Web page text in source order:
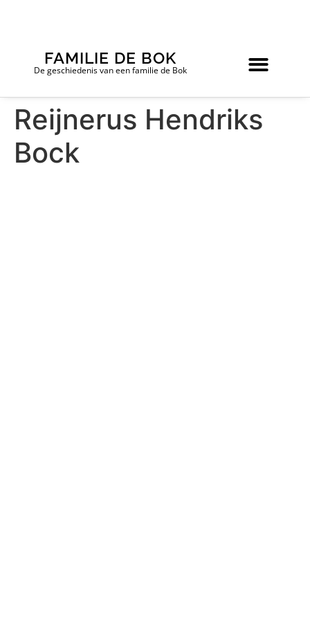
FAMILIE DE BOK
De geschiedenis van een familie de Bok
Reijnerus Hendriks
Bock